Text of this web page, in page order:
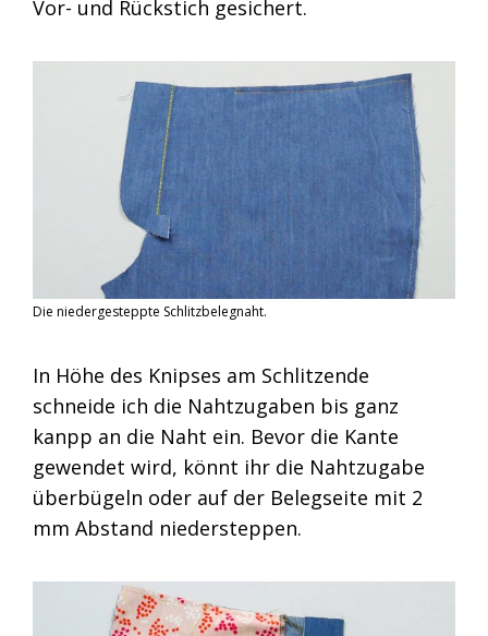
Vor- und Rückstich gesichert.
Die niedergesteppte Schlitzbelegnaht.
In Höhe des Knipses am Schlitzende
schneide ich die Nahtzugaben bis ganz
kanpp an die Naht ein. Bevor die Kante
gewendet wird, könnt ihr die Nahtzugabe
überbügeln oder auf der Belegseite mit 2
mm Abstand niedersteppen.